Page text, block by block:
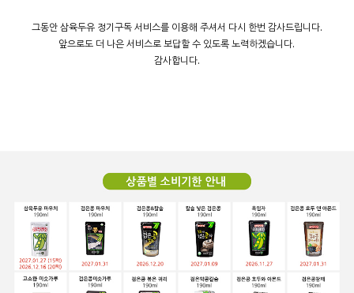
그동안 삼육두유 정기구독 서비스를 이용해 주셔서 다시 한번 감사드립니다.
앞으로도 더 나은 서비스로 보답할 수 있도록 노력하겠습니다.
감사합니다.